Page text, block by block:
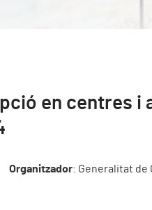
en centres i
Organitzador: Generalitat de